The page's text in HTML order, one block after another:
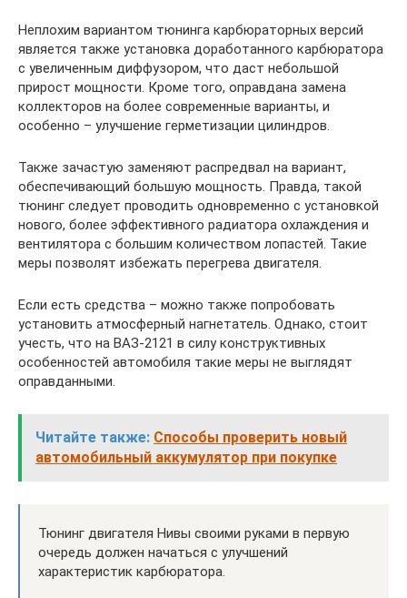
Неплохим вариантом тюнинга карбюраторных версий
является также установка доработанного карбюратора
с увеличенным диффузором, что даст небольшой
прирост мощности. Кроме того, оправдана замена
коллекторов на более современные варианты, и
особенно – улучшение герметизации цилиндров.
Также зачастую заменяют распредвал на вариант,
обеспечивающий большую мощность. Правда, такой
тюнинг следует проводить одновременно с установкой
нового, более эффективного радиатора охлаждения и
вентилятора с большим количеством лопастей. Такие
меры позволят избежать перегрева двигателя.
Если есть средства – можно также попробовать
установить атмосферный нагнетатель. Однако, стоит
учесть, что на ВАЗ-2121 в силу конструктивных
особенностей автомобиля такие меры не выглядят
оправданными.
Читайте также: Способы проверить новый
автомобильный аккумулятор при покупке
Тюнинг двигателя Нивы своими руками в первую
очередь должен начаться с улучшений
характеристик карбюратора.